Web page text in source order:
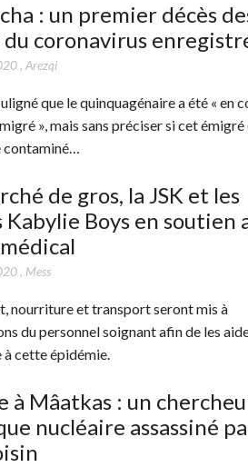
: un premier décès
du coronavirus
, Arezqi
que le quinquagénaire a été « en
», mais sans préciser si cet
contaminé…
de gros, la JSK et les
Kabylie Boys en soutien
, Mess
nourriture et transport seront mis à
du personnel soignant afin de les
cette épidémie.
à Mâatkas : un
nucléaire assassiné